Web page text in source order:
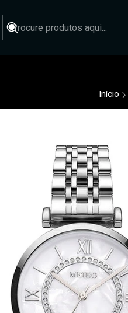
Início